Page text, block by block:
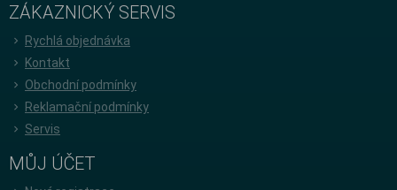
ZÁKAZNICKÝ SERVIS
Rychlá objednávka
Kontakt
Obchodní podmínky
Reklamační podmínky
Servis
MŮJ ÚČET